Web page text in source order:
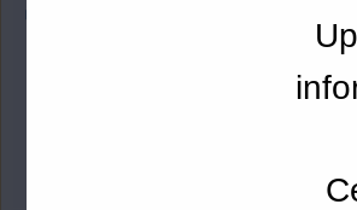
Zasiłki rodzinne oraz dodatki do
Jednorazowa zapomoga z tytułu